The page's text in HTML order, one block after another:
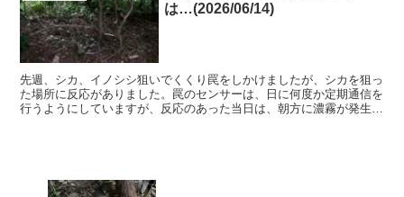
は…(2026/06/14)
先週、シカ、イノシシ狙いでくくり罠をしかけましたが、シカを狙っ
た場所に反応がありました。罠のセンサーは、日に何度か定期通信を
行うようにしていますが、反応のあった当日は、朝方に濃霧が発生し